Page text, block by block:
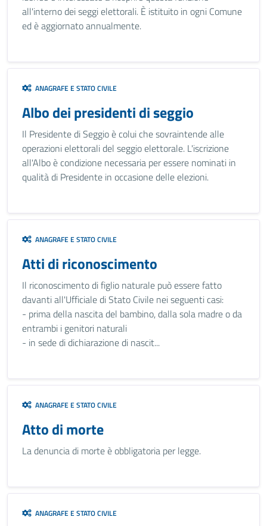
all'interno dei seggi elettorali. È istituito in ogni Comune
ed è aggiornato annualmente.
ANAGRAFE E STATO CIVILE
Albo dei presidenti di seggio
Il Presidente di Seggio è colui che sovraintende alle
operazioni elettorali del seggio elettorale. L'iscrizione
all'Albo è condizione necessaria per essere nominati in
qualità di Presidente in occasione delle elezioni.
ANAGRAFE E STATO CIVILE
Atti di riconoscimento
Il riconoscimento di figlio naturale può essere fatto
davanti all'Ufficiale di Stato Civile nei seguenti casi:
- prima della nascita del bambino, dalla sola madre o da
entrambi i genitori naturali
- in sede di dichiarazione di nascit...
ANAGRAFE E STATO CIVILE
Atto di morte
La denuncia di morte è obbligatoria per legge.
ANAGRAFE E STATO CIVILE